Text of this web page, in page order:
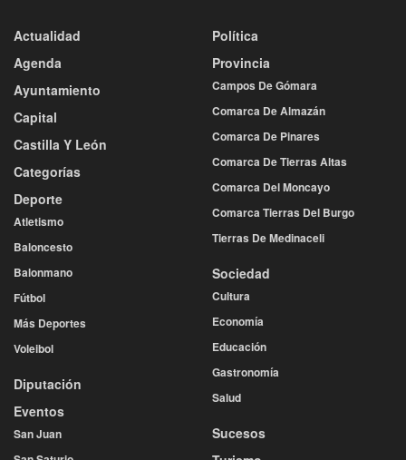
Actualidad
Agenda
Ayuntamiento
Capital
Castilla Y León
Categorías
Deporte
Atletismo
Baloncesto
Balonmano
Fútbol
Más Deportes
Voleibol
Diputación
Eventos
San Juan
Política
Provincia
Campos De Gómara
Comarca De Almazán
Comarca De Pinares
Comarca De Tierras Altas
Comarca Del Moncayo
Comarca Tierras Del Burgo
Tierras De Medinaceli
Sociedad
Cultura
Economía
Educación
Gastronomía
Salud
Sucesos